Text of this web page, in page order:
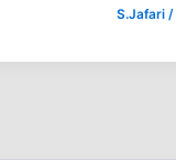
S.Jafari /